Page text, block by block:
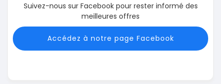
Suivez-nous sur Facebook pour rester informé des
meilleures offres
Accédez à notre page Facebook